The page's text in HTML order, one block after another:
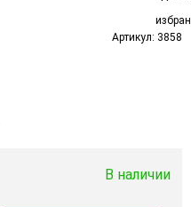
Артикул: 3858
В наличии